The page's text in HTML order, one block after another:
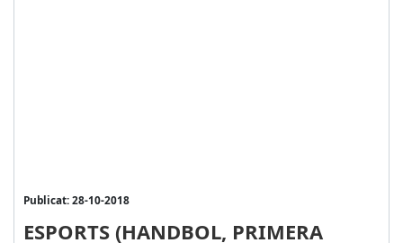
Publicat: 28-10-2018
ESPORTS (HANDBOL, PRIMERA